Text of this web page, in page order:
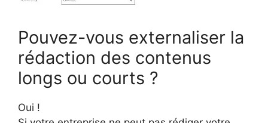
Pouvez-vous externaliser la
rédaction des contenus
longs ou courts ?
Oui !